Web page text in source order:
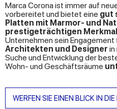
Marca Corona ist immer auf
vorbereitet und bietet eine gut
Platten mit Marmor- und
prestigeträchtigen
Unternehmen sein Engagement
Architekten und Designer in
Suche und Entwicklung der
Wohn- und Geschäftsräume
WERFEN SIE EINEN BLICK IN